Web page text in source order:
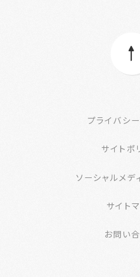
プライバシ
サイトポ
ソーシャルメデ
サイト
お問い